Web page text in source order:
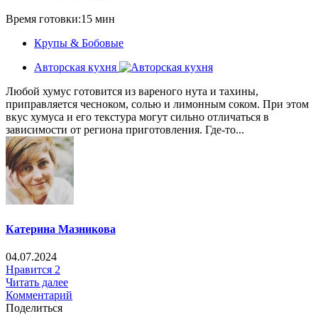
Время готовки:15 мин
Крупы & Бобовые
Авторская кухня
Любой хумус готовится из вареного нута и тахины,
приправляется чесноком, солью и лимонным соком. При этом
вкус хумуса и его текстура могут сильно отличаться в
зависимости от региона приготовления. Где-то...
Катерина Мазникова
04.07.2024
Нравится 2
Читать далее
Комментарий
Поделиться